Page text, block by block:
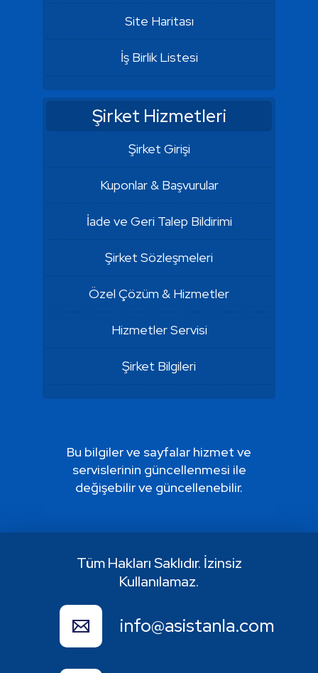
Site Haritası
İş Birlik Listesi
Şirket Hizmetleri
Şirket Girişi
Kuponlar & Başvurular
İade ve Geri Talep Bildirimi
Şirket Sözleşmeleri
Özel Çözüm & Hizmetler
Hizmetler Servisi
Şirket Bilgileri
Bu bilgiler ve sayfalar hizmet ve
servislerinin güncellenmesi ile
değişebilir ve güncellenebilir.
Tüm Hakları Saklıdır. İzinsiz
Kullanılamaz.
info@asistanla.com